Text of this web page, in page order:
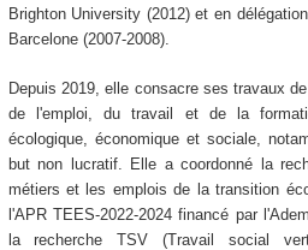
Brighton University (2012) et en
Barcelone (2007-2008).
Depuis 2019, elle consacre ses travaux
de l'emploi, du travail et de la
écologique, économique et sociale,
but non lucratif. Elle a coordonné la
métiers et les emplois de la transition
l'APR TEES-2022-2024 financé par
la recherche TSV (Travail social